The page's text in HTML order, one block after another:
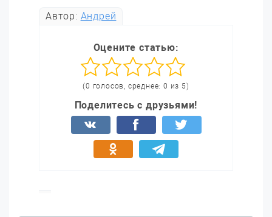
Автор: Андрей
Оцените статью:
(0 голосов, среднее: 0 из 5)
Поделитесь с друзьями!